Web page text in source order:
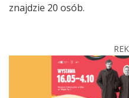
znajdzie 20 osób.